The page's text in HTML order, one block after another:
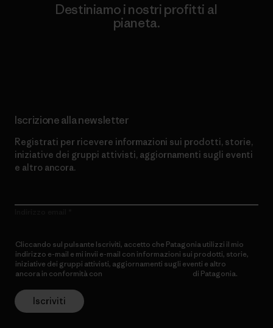
Destiniamo i nostri profitti al
pianeta.
Iscrizione alla newsletter
Registrati per ricevere informazioni sui prodotti, storie,
iniziative dei gruppi attivisti, aggiornamenti sugli eventi
e altro ancora.
Cliccando sul pulsante Iscriviti, accetto che Patagonia utilizzi il mio
indirizzo e-mail e mi invii e-mail con informazioni sui prodotti, storie,
iniziative dei gruppi attivisti, aggiornamenti sugli eventi e altro
ancora in conformità con
di Patagonia.
Iscriviti